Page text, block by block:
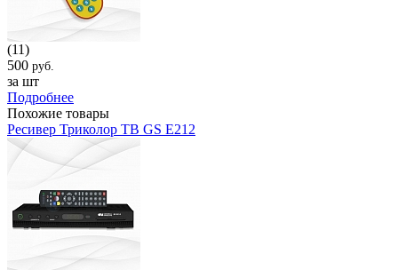
(11)
500 руб.
за шт
Подробнее
Похожие товары
Ресивер Триколор ТВ GS E212